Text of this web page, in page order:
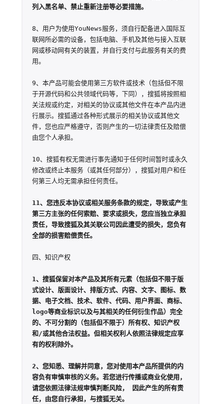
列入黑名单、禁止重新注册等必要措施。
8、用户为使用YouNews服务，须自行配备进入国际互
联网所必需的设备，包括电脑、手机及其他与接入互联
网或移动网有关的装置，并自行支付与此服务有关的费
用。
9、本产品可能会使用第三方软件或技术（包括但不限
于开源代码和公共领域代码等，下同），搜狐将按照相
关法规或约定，对相关的协议或其他文件在本产品内进
行展示。搜狐通过各种形式展示的相关协议或其他文
件，您也应严格遵守，否则产生的一切法律责任及赔偿
由您个人承担。
10、搜狐有权无需进行事先通知于任何时间暂时或永久
修改或终止本服务（或其任何部分），搜狐对用户和任
何第三人均无需承担任何责任。
11、您违反本协议或相关服务条款的规定，导致或产生
第三方主张的任何索赔、要求或损失，您应当独立承担
责任，导致搜狐及其关联公司因此遭受的损失，您负有
全部的损害赔偿责任。
四、知识产权
1、搜狐保留对本产品及其所有元素（包括但不限于版
式设计、版面设计、排版方式、内容、文字、图标、数
据、电子文档、技术、软件、代码、用户界面、商标、
logo等商业标识以及与其相关的任何衍生作品）完全
的、不可分割的（包括但不限于）所有权、知识产权
和/或其他合法权益。但相关权利人依照法律规定应享
有的权利除外。
2、您知悉、理解并同意，您对使用本产品所提供的内
容负有审慎审核的义务。若您进行传播或商业化使用，
请您依照法律法规审慎判断风险， 因此产生的所有责
任，由您自行承担，与搜狐无关。